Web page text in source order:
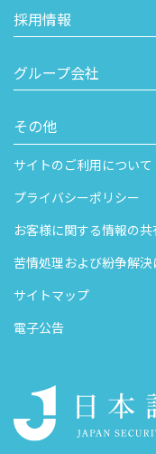
採用情報
グループ会社
その他
サイトのご利用について
プライバシーポリシー
お客様に関する情報の共
苦情処理および紛争解
サイトマップ
電子公告